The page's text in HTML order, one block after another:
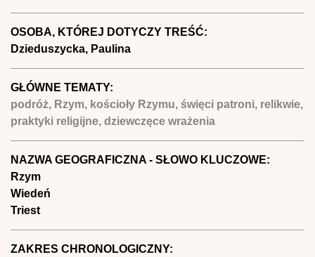
OSOBA, KTÓREJ DOTYCZY TREŚĆ:
Dzieduszycka, Paulina
GŁÓWNE TEMATY:
podróż, Rzym, kościoły Rzymu, święci patroni, relikwie,
praktyki religijne, dziewczęce wrażenia
NAZWA GEOGRAFICZNA - SŁOWO KLUCZOWE:
Rzym
Wiedeń
Triest
ZAKRES CHRONOLOGICZNY: